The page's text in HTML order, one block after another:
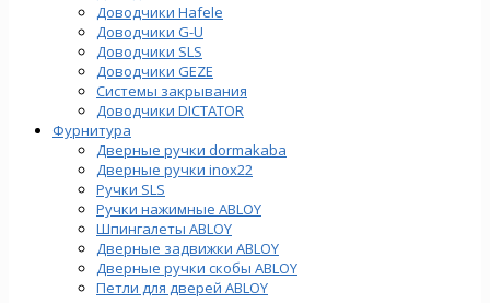
Доводчики Hafele
Доводчики G-U
Доводчики SLS
Доводчики GEZE
Cистемы закрывания
Доводчики DICTATOR
Фурнитура
Дверные ручки dormakaba
Дверные ручки inox22
Ручки SLS
Ручки нажимные ABLOY
Шпингалеты ABLOY
Дверные задвижки ABLOY
Дверные ручки скобы ABLOY
Петли для дверей ABLOY